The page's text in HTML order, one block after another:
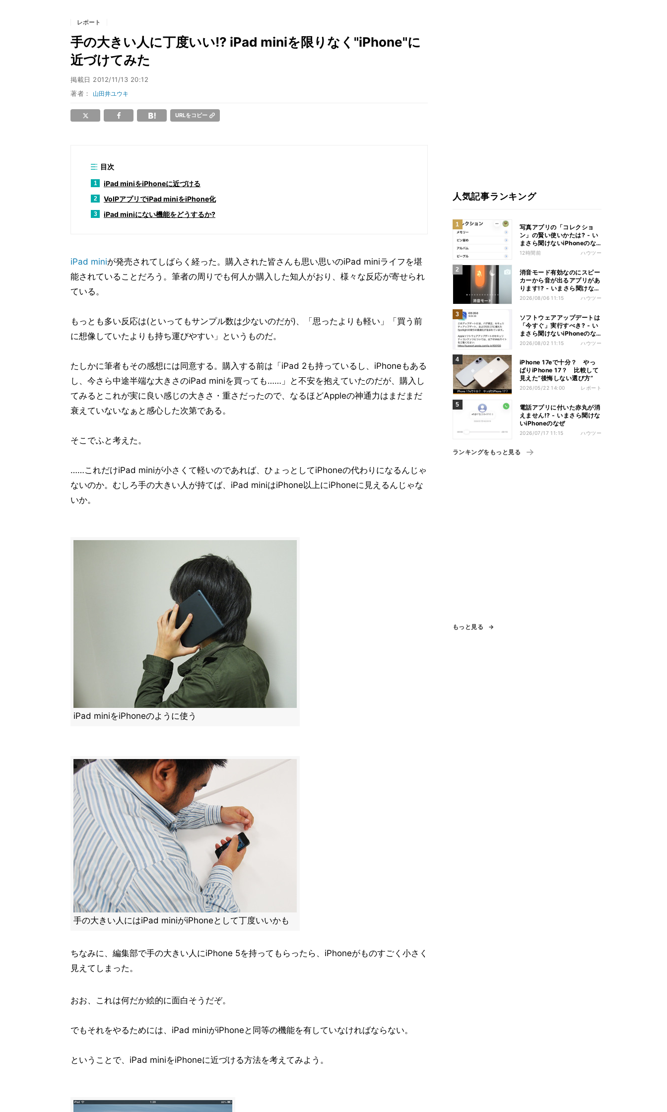
レポート
手の大きい人に丁度いい!? iPad miniを限りなく"iPhone"に
近づけてみた
掲載日 2012/11/13 20:12
著者： 山田井ユウキ
URLをコピー
目次
1 iPad miniをiPhoneに近づける
2 VoIPアプリでiPad miniをiPhone化
3 iPad miniにない機能をどうするか?
iPad miniが発売されてしばらく経った。購入された皆さんも思い思いのiPad miniライフを堪
能されていることだろう。筆者の周りでも何人か購入した知人がおり、様々な反応が寄せられ
ている。
もっとも多い反応は(といってもサンプル数は少ないのだが)、「思ったよりも軽い」「買う前
に想像していたよりも持ち運びやすい」というものだ。
たしかに筆者もその感想には同意する。購入する前は「iPad 2も持っているし、iPhoneもある
し、今さら中途半端な大きさのiPad miniを買っても……」と不安を抱えていたのだが、購入し
てみるとこれが実に良い感じの大きさ・重さだったので、なるほどAppleの神通力はまだまだ
衰えていないなぁと感心した次第である。
そこでふと考えた。
……これだけiPad miniが小さくて軽いのであれば、ひょっとしてiPhoneの代わりになるんじゃ
ないのか。むしろ手の大きい人が持てば、iPad miniはiPhone以上にiPhoneに見えるんじゃな
いか。
iPad miniをiPhoneのように使う
手の大きい人にはiPad miniがiPhoneとして丁度いいかも
ちなみに、編集部で手の大きい人にiPhone 5を持ってもらったら、iPhoneがものすごく小さく
見えてしまった。
おお、これは何だか絵的に面白そうだぞ。
でもそれをやるためには、iPad miniがiPhoneと同等の機能を有していなければならない。
ということで、iPad miniをiPhoneに近づける方法を考えてみよう。
人気記事ランキング
写真アプリの「コレクショ
ン」の賢い使いかたは? - い
まさら聞けないiPhoneのな
ぜ
12時間前 ハウツー
消音モード有効なのにスピー
カーから音が出るアプリがあ
ります!? - いまさら聞けない
iPhoneのなぜ
2026/08/06 11:15 ハウツー
ソフトウェアアップデートは
「今すぐ」実行すべき? - い
まさら聞けないiPhoneのな
ぜ
2026/08/02 11:15 ハウツー
iPhone 17eで十分？ やっ
ぱりiPhone 17？ 比較して
見えた“後悔しない選び方”
2026/05/22 14:00 レポート
電話アプリに付いた赤丸が消
えません!? - いまさら聞けな
いiPhoneのなぜ
2026/07/17 11:15 ハウツー
ランキングをもっと見る
もっと見る